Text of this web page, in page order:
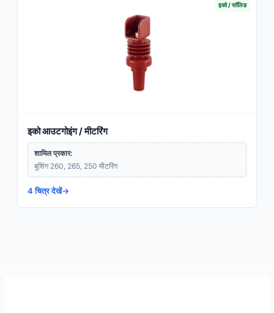
इको / सॉलिड
इको आउटगोइंग / मीटरिंग
शामिल प्रकार:
बुशिंग 260, 265, 250 मीटरिंग
4 चित्र देखें